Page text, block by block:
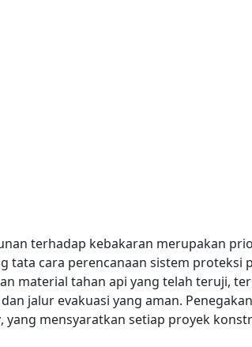
terhadap kebakaran merupakan
tata cara perencanaan sistem proteksi
material tahan api yang telah teruji,
jalur evakuasi yang aman.
, yang mensyaratkan setiap proyek